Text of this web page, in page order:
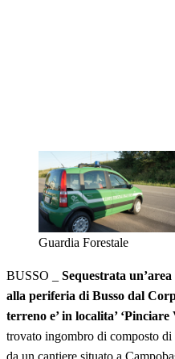
Guardia Forestale
BUSSO _
Sequestrata
alla periferia di Busso dal
terreno e’ in localita’ ‘Pinciare
trovato ingombro di composto di
da un cantiere situato a